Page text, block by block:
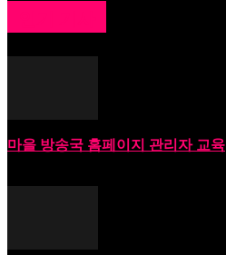
마을 방송국 홈페이지 관리자 교육